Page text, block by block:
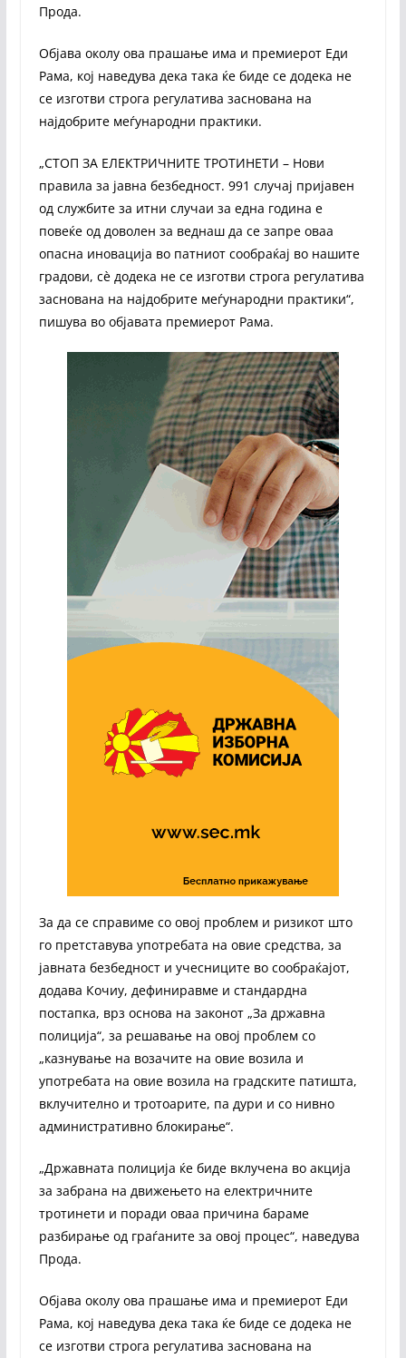
Прода.
Објава околу ова прашање има и премиерот Еди
Рама, кој наведува дека така ќе биде се додека не
се изготви строга регулатива заснована на
најдобрите меѓународни практики.
„СТОП ЗА ЕЛЕКТРИЧНИТЕ ТРОТИНЕТИ – Нови
правила за јавна безбедност. 991 случај пријавен
од службите за итни случаи за една година е
повеќе од доволен за веднаш да се запре оваа
опасна иновација во патниот сообраќај во нашите
градови, сè додека не се изготви строга регулатива
заснована на најдобрите меѓународни практики“,
пишува во објавата премиерот Рама.
За да се справиме со овој проблем и ризикот што
го претставува употребата на овие средства, за
јавната безбедност и учесниците во сообраќајот,
додава Кочиу, дефиниравме и стандардна
постапка, врз основа на законот „За државна
полиција“, за решавање на овој проблем со
„казнување на возачите на овие возила и
употребата на овие возила на градските патишта,
вклучително и тротоарите, па дури и со нивно
административно блокирање“.
„Државната полиција ќе биде вклучена во акција
за забрана на движењето на електричните
тротинети и поради оваа причина бараме
разбирање од граѓаните за овој процес“, наведува
Прода.
Објава околу ова прашање има и премиерот Еди
Рама, кој наведува дека така ќе биде се додека не
се изготви строга регулатива заснована на